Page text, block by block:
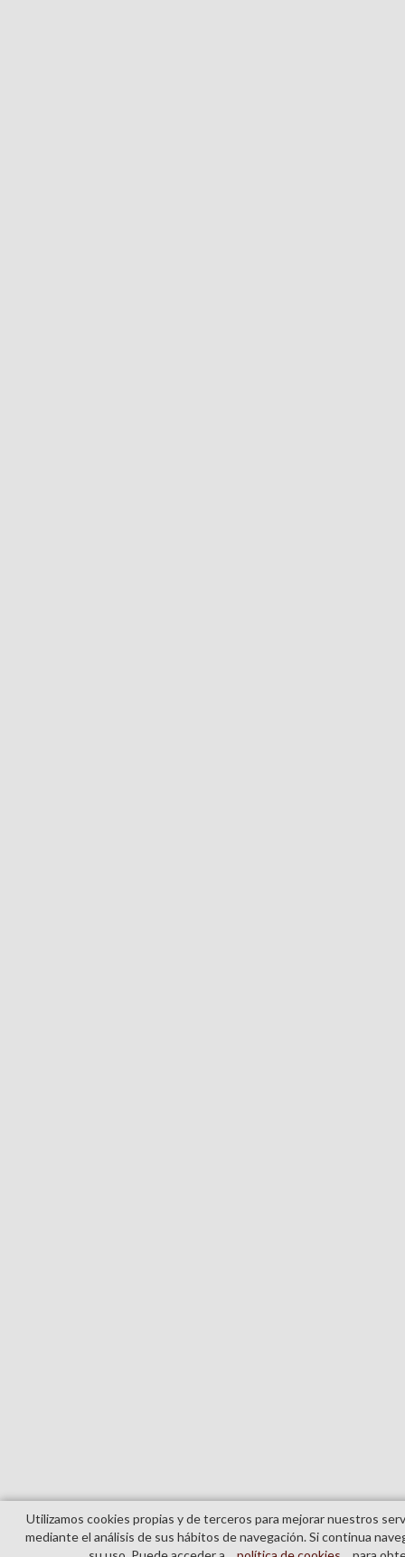
Utilizamos cookies propias y de terceros para mejorar nuestros
mediante el análisis de sus hábitos de navegación. Si continua